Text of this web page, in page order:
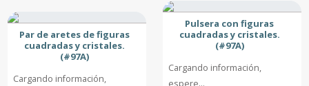
Par de aretes de figuras
cuadradas y cristales.
(#97A)
Cargando información,
Pulsera con figuras
cuadradas y cristales.
(#97A)
Cargando información,